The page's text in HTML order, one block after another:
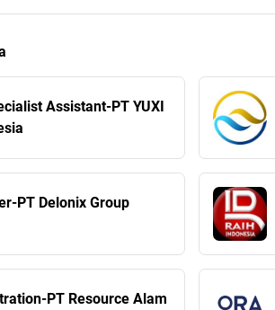
Assistant-PT YUXI
PT Delonix Group
PT Resource Alam